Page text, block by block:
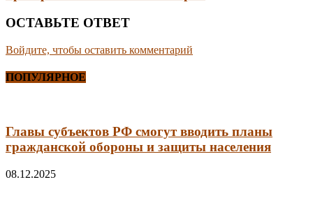
ОСТАВЬТЕ ОТВЕТ
Войдите, чтобы оставить комментарий
ПОПУЛЯРНОЕ
Главы субъектов РФ смогут вводить планы
гражданской обороны и защиты населения
08.12.2025